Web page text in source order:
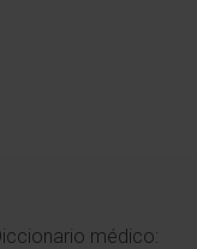
médico: